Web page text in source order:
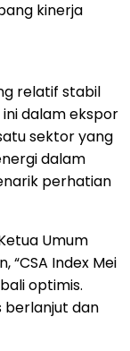
kinerja
relatif stabil
inidalamekspor
sektoryang
dalam
perhatian
Umum
“CSA Index Mei
optimis.
berlanjut dan